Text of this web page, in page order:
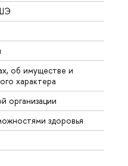
об имуществе и
характера
организации
здоровья